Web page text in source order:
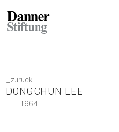
zurück
DONGCHUN LEE
1964